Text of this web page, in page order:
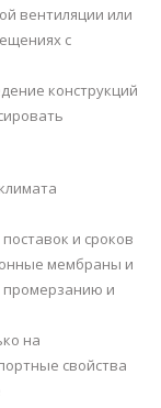
вентиляции или
с
конструкций
и сроков
мембраны и
промерзанию и
на
свойства